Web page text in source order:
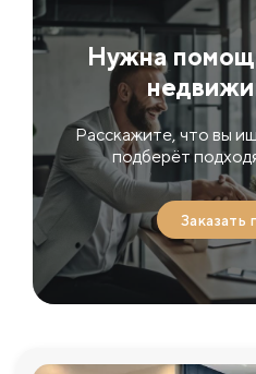
Нужна
Расскажите, что вы
подберёт
Заказать